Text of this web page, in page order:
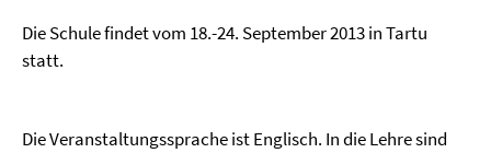
Die Schule findet vom 18.-24. September 2013 in Tartu
statt.
Die Veranstaltungssprache ist Englisch. In die Lehre sind